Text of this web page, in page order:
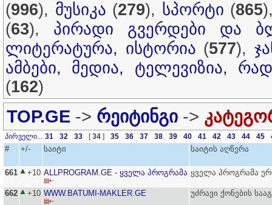
(996), მუსიკა (279), სპორტი (865
(63), პირადი გვერდები და
ლიტერატურა, ისტორია (577),
ამბები, მედია, ტელევიზია,
(162)
TOP.GE -> რეიტინგი ->
პირველი... 31 32 33 [34 ] 35 36 37 38 39 40 41 42 43 44 45
# +/- საიტი საიტის აღწერა
661 +10 ALLPROGRAM.GE - ყველა პროგრამა
▤⇠
ყველა პროგრამა
662 +10 WWW.BATUMI-MAKLER.GE
▤⇠
უძრავი ქონების